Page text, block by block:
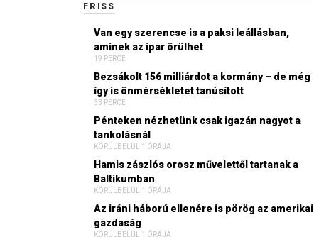
FRISS
Van egy szerencse is a paksi leállásban,
aminek az ipar örülhet
19 PERCE
Bezsákolt 156 milliárdot a kormány – de még
így is önmérsékletet tanúsított
33 PERCE
Pénteken nézhetünk csak igazán nagyot a
tankolásnál
KÖRÜLBELÜL 1 ÓRÁJA
Hamis zászlós orosz művelettől tartanak a
Baltikumban
KÖRÜLBELÜL 1 ÓRÁJA
Az iráni háború ellenére is pörög az amerikai
gazdaság
KÖRÜLBELÜL 1 ÓRÁJA